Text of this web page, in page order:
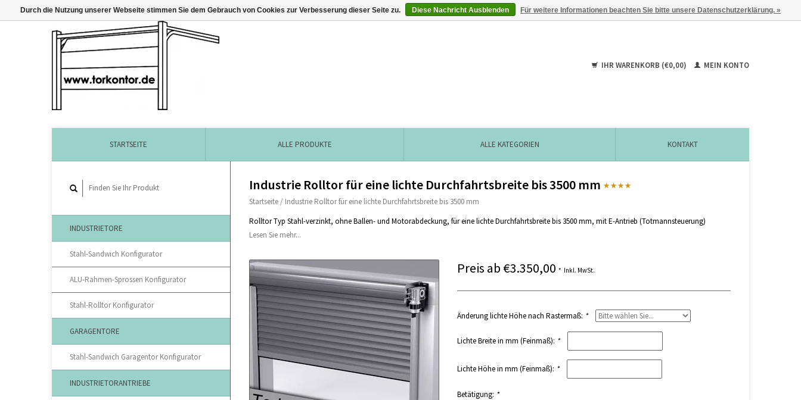
IHR WARENKORB (€0,00) MEIN KONTO
STARTSEITE ALLE PRODUKTE ALLE KATEGORIEN KONTAKT
INDUSTRIETORE
Stahl-Sandwich Konfigurator
ALU-Rahmen-Sprossen Konfigurator
Stahl-Rolltor Konfigurator
GARAGENTORE
Stahl-Sandwich Garagentor Konfigurator
INDUSTRIETORANTRIEBE
Industrie Rolltor für eine lichte Durchfahrtsbreite bis 3500 mm
Startseite / Industrie Rolltor für eine lichte Durchfahrtsbreite bis 3500 mm
Rolltor Typ Stahl-verzinkt, ohne Ballen- und Motorabdeckung, für eine lichte Durchfahrtsbreite bis 3500 mm, mit E-Antrieb (Totmannsteuerung)
Lesen Sie mehr...
Preis ab €3.350,00* Inkl. MwSt.
Änderung lichte Höhe nach Rastermaß: *
Lichte Breite in mm (Feinmaß): *
Lichte Höhe in mm (Feinmaß): *
Betätigung: *
Durch die Nutzung unserer Webseite stimmen Sie dem Gebrauch von Cookies zur Verbesserung dieser Seite zu. Diese Nachricht Ausblenden Für weitere Informationen beachten Sie bitte unsere Datenschutzerklärung. »